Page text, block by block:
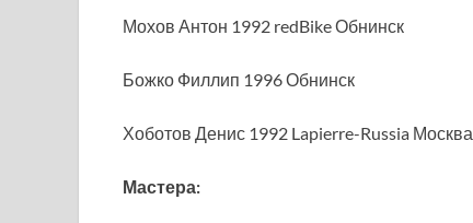
Мохов Антон 1992 redBike Обнинск
Божко Филлип 1996 Обнинск
Хоботов Денис 1992 Lapierre-Russia Москва
Мастера: